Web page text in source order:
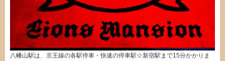
八幡山駅は、京王線の各駅停車・快速の停車駅☆新宿駅まで15分かかりま